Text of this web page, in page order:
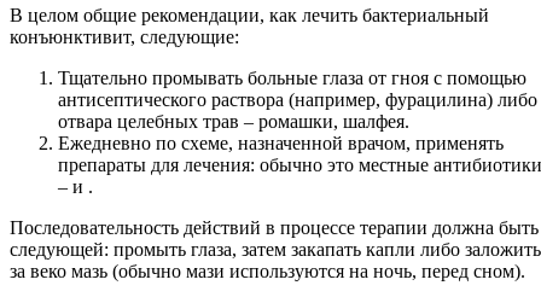
В целом общие рекомендации, как лечить бактериальный
конъюнктивит, следующие:
Тщательно промывать больные глаза от гноя с помощью
антисептического раствора (например, фурацилина) либо
отвара целебных трав – ромашки, шалфея.
Ежедневно по схеме, назначенной врачом, применять
препараты для лечения: обычно это местные антибиотики
– и .
Последовательность действий в процессе терапии должна быть
следующей: промыть глаза, затем закапать капли либо заложить
за веко мазь (обычно мази используются на ночь, перед сном).